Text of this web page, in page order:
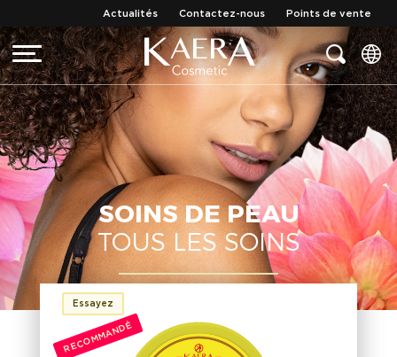
Actualités Contactez-nous Points de vente
SOINS DE PEAU
TOUS LES SOINS
Essayez
RECOMMANDÉ